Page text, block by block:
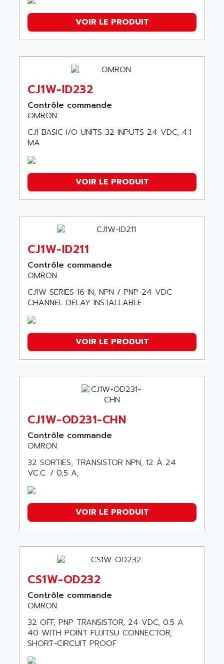
NT21
CQM1
CJ1M
NT20S
CPM2A
NT631C
C1000H
SYSMAC CV-series
C200HW
SYSMAC C20
Varispeed E7
CVM1
3G3MV
NS5
CIMR
CS1 SERIE
3G3XV
3G3JV
XTRADRIVE
G72C
SIGMA II
CJ2M
NS12
R7M
J1000
3G3FV
E6C2
V600
SMARTSLICE
CPM2
HMI
SGDH
C40H
TRAJEXIA
MX2
VOIR LE PRODUIT
CJ1W-ID232
Contrôle commande
OMRON
CJ1 BASIC I/O UNITS 32 INPUTS 24 VDC, 4.1
MA
VOIR LE PRODUIT
CJ1W-ID211
Contrôle commande
OMRON
CJ1W SERIES 16 IN, NPN / PNP 24 VDC
CHANNEL DELAY INSTALLABLE.
VOIR LE PRODUIT
CJ1W-OD231-CHN
Contrôle commande
OMRON
32 SORTIES, TRANSISTOR NPN, 12 À 24
VC.C. / 0,5 A,
VOIR LE PRODUIT
CS1W-OD232
Contrôle commande
OMRON
32 OFF, PNP TRANSISTOR, 24 VDC, 0.5 A
40 WITH POINT FUJITSU CONNECTOR,
SHORT-CIRCUIT PROOF